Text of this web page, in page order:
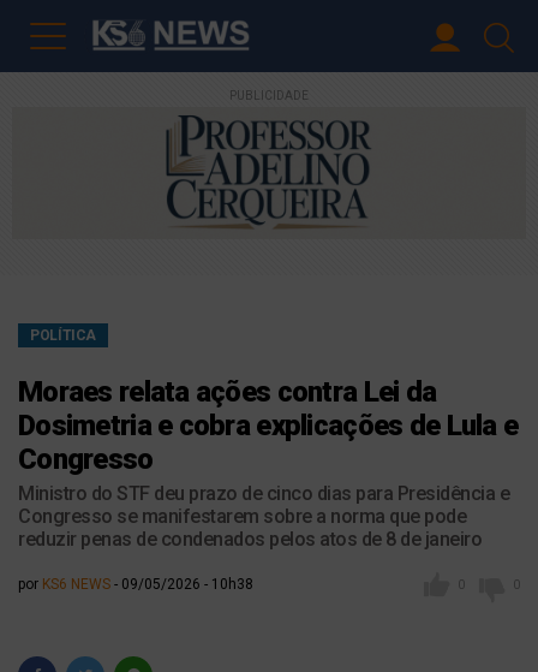
PUBLICIDADE
POLÍTICA
Moraes relata ações contra Lei da
Dosimetria e cobra explicações de Lula e
Congresso
Ministro do STF deu prazo de cinco dias para Presidência e
Congresso se manifestarem sobre a norma que pode
reduzir penas de condenados pelos atos de 8 de janeiro
por KS6 NEWS 09/05/2026 - 10h38 0 0